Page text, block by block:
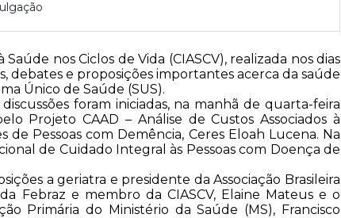
nos Ciclos de Vida (CIASCV), realizada nos dias
debates e proposições importantes acerca da saúde
Único de Saúde (SUS).
foram iniciadas, na manhã de quarta-feira
Projeto CAAD – Análise de Custos Associados à
Pessoas com Demência, Ceres Eloah Lucena. Na
de Cuidado Integral às Pessoas com Doença de
a geriatra e presidente da Associação Brasileira
Febraz e membro da CIASCV, Elaine Mateus e o
Primária do Ministério da Saúde (MS), Francisco